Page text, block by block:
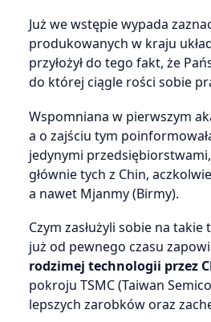
Już we wstępie wypada
produkowanych w kraju
przyłożył do tego fakt, że
do której ciągle rości sobie
Wspomniana w pierwszym
a o zajściu tym
jedynymi
głównie tych z Chin,
a nawet Mjanmy (Birmy).
Czym zasłużyli sobie na
już od pewnego czasu
rodzimej technologii przez
pokroju TSMC (Taiwan
lepszych zarobków oraz